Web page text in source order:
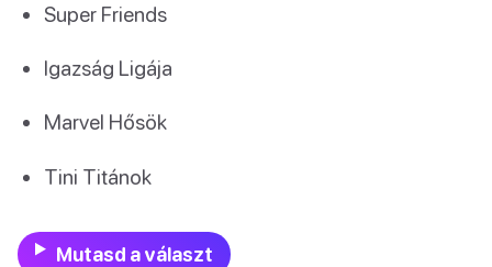
Super Friends
Igazság Ligája
Marvel Hősök
Tini Titánok
Mutasd a választ